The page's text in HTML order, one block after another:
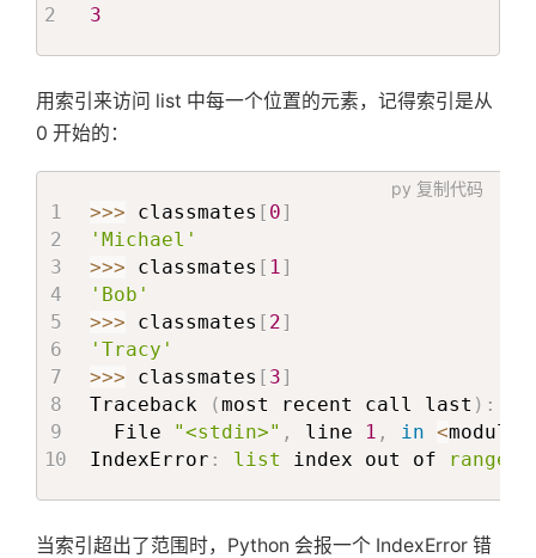
3
用索引来访问 list 中每一个位置的元素，记得索引是从
0 开始的：
py 复制代码
>>> classmates [ 0]
'Michael'
>>> classmates [ 1]
'Bob'
>>> classmates [ 2]
'Tracy'
>>> classmates [ 3]
Traceback
(most recent call last ) :
  File
"<stdin>" , line 1 , in <module
IndexError : list index out of range
当索引超出了范围时，Python 会报一个 IndexError 错